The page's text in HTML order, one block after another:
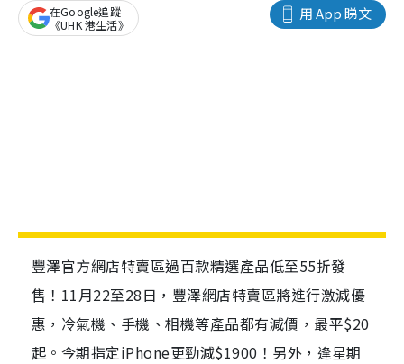
用 App 睇文
在Google追蹤
《UHK 港生活》
豐澤官方網店特賣區過百款精選產品低至55折發
售！11月22至28日，豐澤網店特賣區將進行激減優
惠，冷氣機、手機、相機等產品都有減價，最平$20
起。今期指定iPhone更勁減$1900！另外，逢星期